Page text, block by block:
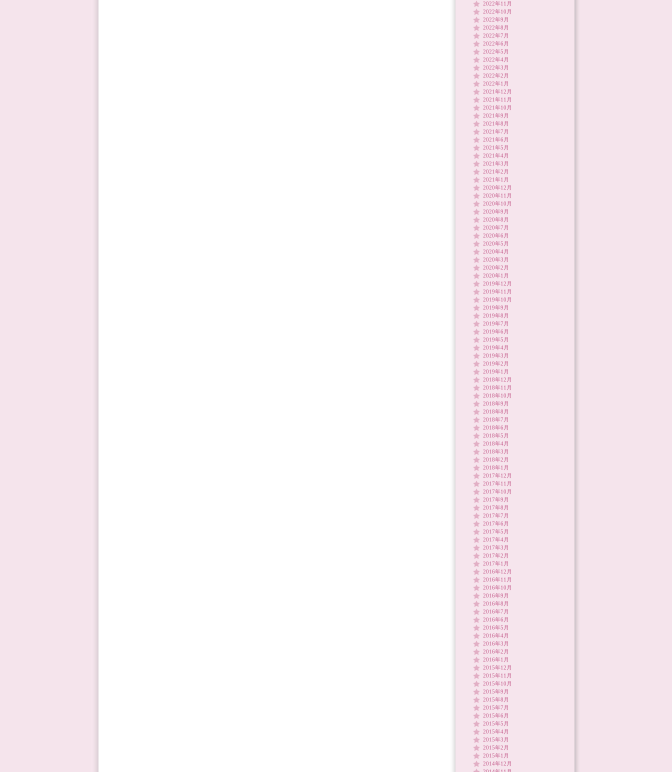
2022年11月
2022年10月
2022年9月
2022年8月
2022年7月
2022年6月
2022年5月
2022年4月
2022年3月
2022年2月
2022年1月
2021年12月
2021年11月
2021年10月
2021年9月
2021年8月
2021年7月
2021年6月
2021年5月
2021年4月
2021年3月
2021年2月
2021年1月
2020年12月
2020年11月
2020年10月
2020年9月
2020年8月
2020年7月
2020年6月
2020年5月
2020年4月
2020年3月
2020年2月
2020年1月
2019年12月
2019年11月
2019年10月
2019年9月
2019年8月
2019年7月
2019年6月
2019年5月
2019年4月
2019年3月
2019年2月
2019年1月
2018年12月
2018年11月
2018年10月
2018年9月
2018年8月
2018年7月
2018年6月
2018年5月
2018年4月
2018年3月
2018年2月
2018年1月
2017年12月
2017年11月
2017年10月
2017年9月
2017年8月
2017年7月
2017年6月
2017年5月
2017年4月
2017年3月
2017年2月
2017年1月
2016年12月
2016年11月
2016年10月
2016年9月
2016年8月
2016年7月
2016年6月
2016年5月
2016年4月
2016年3月
2016年2月
2016年1月
2015年12月
2015年11月
2015年10月
2015年9月
2015年8月
2015年7月
2015年6月
2015年5月
2015年4月
2015年3月
2015年2月
2015年1月
2014年12月